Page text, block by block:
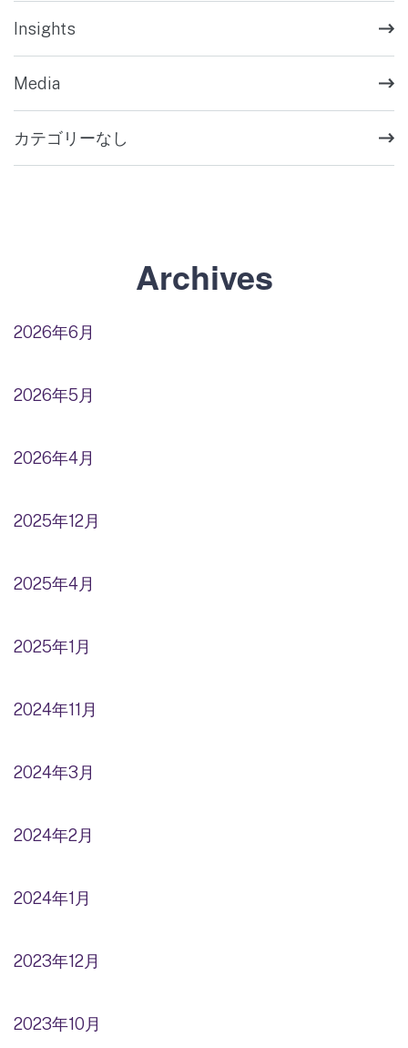
Insights
Media
カテゴリーなし
Archives
2026年6月
2026年5月
2026年4月
2025年12月
2025年4月
2025年1月
2024年11月
2024年3月
2024年2月
2024年1月
2023年12月
2023年10月